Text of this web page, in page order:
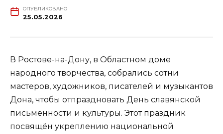
ОПУБЛИКОВАНО
25.05.2026
В Ростове-на-Дону, в Областном доме
народного творчества, собрались сотни
мастеров, художников, писателей и музыкантов
Дона, чтобы отпраздновать День славянской
письменности и культуры. Этот праздник
посвящён укреплению национальной